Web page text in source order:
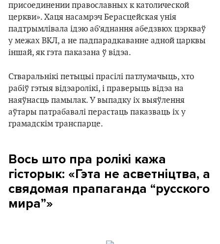
присоединении православных к католической
церкви». Хаця насамрэч Берасцейская унія
падтрымлівала ідэю аб’яднання абедзвюх цэркваў
у межах ВКЛ, а не падпарадкаванне адной царквы
іншай, як гэта паказана ў відэа.
Стваральнікі петыцыі прасілі патлумачыць, хто
рабіў гэтыя відэаролікі, і праверыць відэа на
наяўнасць памылак. У выпадку іх выяўлення
аўтары патрабавалі перастаць паказваць іх у
грамадскім транспарце.
Вось што пра ролікі кажа
гісторык: «Гэта не асветніцтва, а
свядомая прапаганда “русского
мира”»